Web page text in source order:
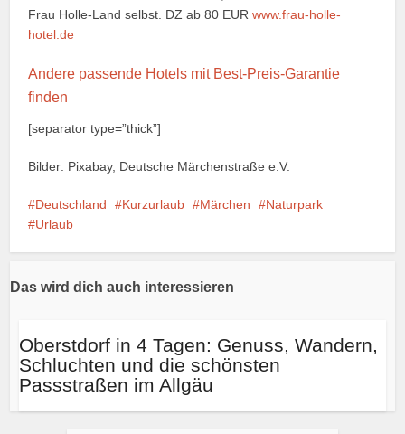
Frau Holle-Land selbst. DZ ab 80 EURwww.frau-holle-
hotel.de
Andere passende Hotels mit Best-Preis-Garantie
finden
[separator type=”thick”]
Bilder: Pixabay, Deutsche Märchenstraße e.V.
Deutschland Kurzurlaub Märchen
Naturpark
Urlaub
Das wird dich auch interessieren
Oberstdorf in 4 Tagen: Genuss, Wandern,
Schluchten und die schönsten
Passstraßen im Allgäu